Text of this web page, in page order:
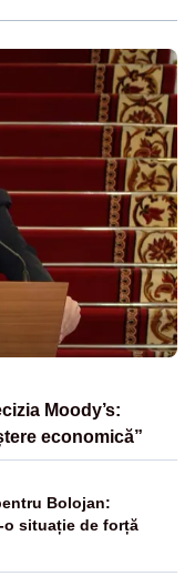
Moody’s:
economică”
Bolojan:
o situație de forță